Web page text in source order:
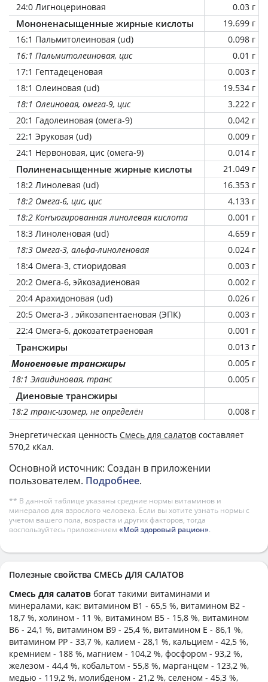
24:0 Лигноцериновая
0.03 г
Мононенасыщенные жирные кислоты
19.699 г
16:1 Пальмитолеиновая (ud)
0.098 г
16:1 Пальмитолеиновая, цис
0.01 г
17:1 Гептадеценовая
0.003 г
18:1 Олеиновая (ud)
19.534 г
18:1 Олеиновая, омега-9, цис
3.222 г
20:1 Гадолеиновая (омега-9)
0.042 г
22:1 Эруковая (ud)
0.009 г
24:1 Нервоновая, цис (омега-9)
0.014 г
Полиненасыщенные жирные кислоты
21.049 г
18:2 Линолевая (ud)
16.353 г
18:2 Омега-6, цис, цис
4.133 г
18:2 Конъюгированная линолевая кислота
0.001 г
18:3 Линоленовая (ud)
4.659 г
18:3 Омега-3, альфа-линоленовая
0.024 г
18:4 Омега-3, стиоридовая
0.003 г
20:2 Омега-6, эйкозадиеновая
0.002 г
20:4 Арахидоновая (ud)
0.026 г
20:5 Омега-3 , эйкозапентаеновая (ЭПК)
0.003 г
22:4 Омега-6, докозатетраеновая
0.001 г
Трансжиры 0.013 г
Моноеновые трансжиры
0.005 г
18:1 Элаидиновая, транс
0.005 г
Диеновые трансжиры
18:2 транс-изомер, не определён 0.008 г
Энергетическая ценность Смесь для салатов составляет
570,2 кКал.
Основной источник: Создан в приложении
пользователем. Подробнее.
** В данной таблице указаны средние нормы витаминов и
минералов для взрослого человека. Если вы хотите узнать нормы с
учетом вашего пола, возраста и других факторов, тогда
воспользуйтесь приложением «Мой здоровый рацион».
Полезные свойства СМЕСЬ ДЛЯ САЛАТОВ
Смесь для салатов богат такими витаминами и
минералами, как: витамином B1 - 65,5 %, витамином B2 -
18,7 %, холином - 11 %, витамином B5 - 15,8 %, витамином
B6 - 24,1 %, витамином B9 - 25,4 %, витамином E - 86,1 %,
витамином PP - 33,7 %, калием - 28,1 %, кальцием - 42,5 %,
кремнием - 188 %, магнием - 104,2 %, фосфором - 93,2 %,
железом - 44,4 %, кобальтом - 55,8 %, марганцем - 123,2 %,
медью - 119,2 %, молибденом - 21,2 %, селеном - 45,3 %,